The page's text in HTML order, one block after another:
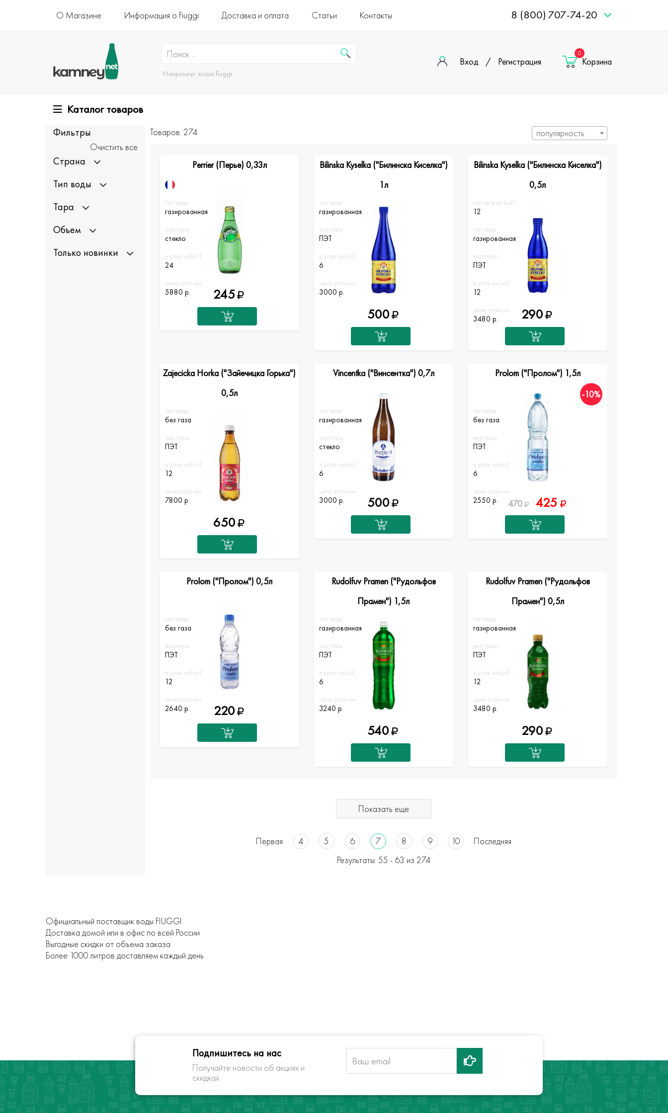
О Магазине Информация о Fiuggi Доставка и оплата Статьи Контакты 8 (800) 707-74-20
Например: вода fiuggi
Вход / Регистрация
0
Корзина
Каталог товаров
Фильтры
Очистить все
Страна
Тип воды
Тара
Объем
Только новинки
Товаров: 274 популярность
тип воды
газированная
вид тары
стекло
в упак-ке(шт)
24
цена упак-ки
5880 р.
Perrier (Перье) 0,33л
245
тип воды
газированная
вид тары
ПЭТ
в упак-ке(шт)
6
цена упак-ки
3000 р.
Bilinska Kyselka ("Билинска Киселка")
1л
500
кол-во в уп.(шт)
12
тип воды
газированная
вид тары
ПЭТ
в упак-ке(шт)
12
цена упак-ки
3480 р.
Bilinska Kyselka ("Билинска Киселка")
0,5л
290
тип воды
без газа
вид тары
ПЭТ
в упак-ке(шт)
12
цена упак-ки
7800 р.
Zajecicka Horka ("Зайечицка Горька")
0,5л
650
тип воды
газированная
вид тары
стекло
в упак-ке(шт)
6
цена упак-ки
3000 р.
Vincentka ("Винсентка") 0,7л
500
-10%
тип воды
без газа
вид тары
ПЭТ
в упак-ке(шт)
6
цена упак-ки
2550 р.
Prolom ("Пролом") 1,5л
470 425
тип воды
без газа
вид тары
ПЭТ
в упак-ке(шт)
12
цена упак-ки
2640 р.
Prolom ("Пролом") 0,5л
220
тип воды
газированная
вид тары
ПЭТ
в упак-ке(шт)
6
цена упак-ки
3240 р.
Rudolfuv Pramen ("Рудольфов
Прамен") 1,5л
540
тип воды
газированная
вид тары
ПЭТ
в упак-ке(шт)
12
цена упак-ки
3480 р.
Rudolfuv Pramen ("Рудольфов
Прамен") 0,5л
290
Показать еще
Первая 4 5 6 7 8 9 10
Последняя
Результаты: 55 - 63 из 274
Официальный поставщик воды FIUGGI
Доставка домой или в офис по всей России
Выгодные скидки от объема заказа
Более 1000 литров доставляем каждый день
Подпишитесь на нас
Получайте новости об акциях и
скидках